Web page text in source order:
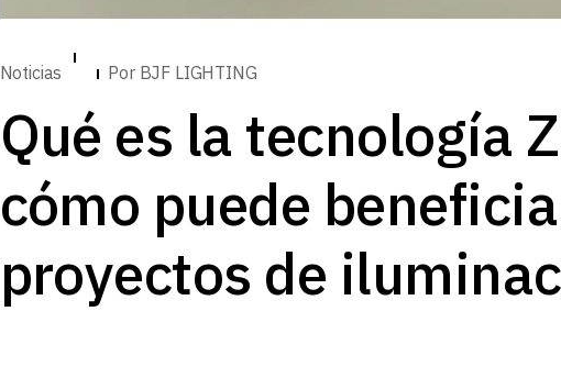
Noticias Por BJF LIGHTING
Qué es la tecnología
cómo puede
proyectos de